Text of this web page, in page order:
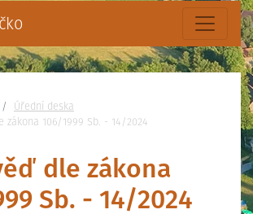
se:
Úřední deska
zákona 106/1999 Sb. - 14/2024
dle zákona
Sb. - 14/2024